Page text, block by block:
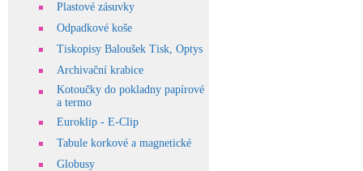
Plastové zásuvky
Odpadkové koše
Tiskopisy Baloušek Tisk, Optys
Archivační krabice
Kotoučky do pokladny papírové
a termo
Euroklip - E-Clip
Tabule korkové a magnetické
Globusy